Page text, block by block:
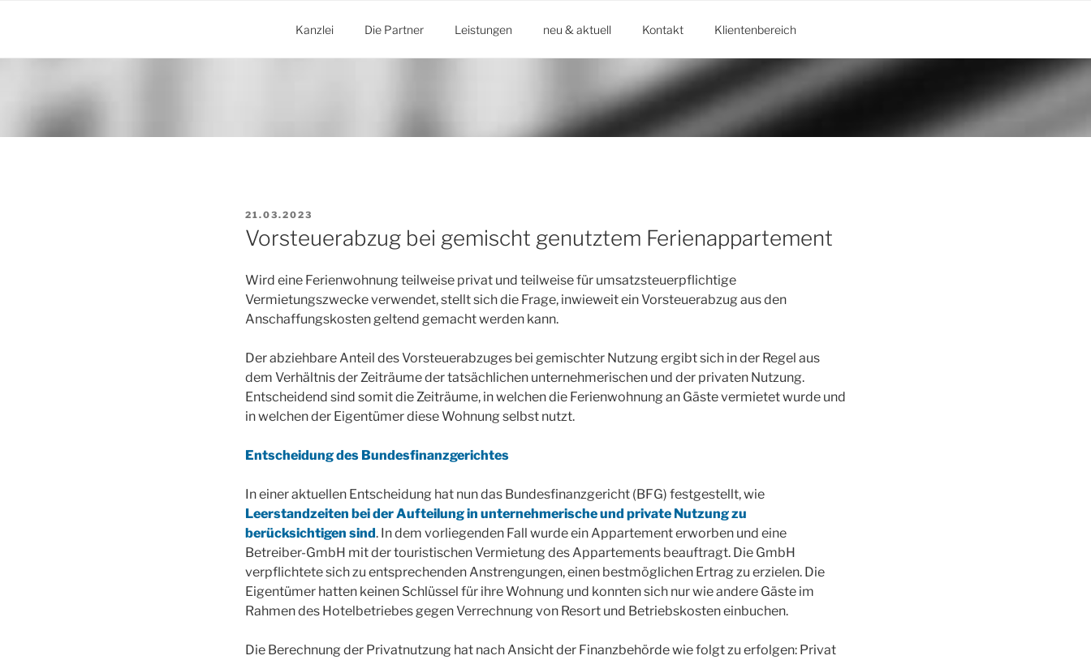
Kanzlei Die Partner Leistungen neu & aktuell Kontakt Klientenbereich
VERÖFFENTLICHT
AM
21.03.2023
Vorsteuerabzug bei gemischt genutztem Ferienappartement
Wird eine Ferienwohnung teilweise privat und teilweise für umsatzsteuerpflichtige
Vermietungszwecke verwendet, stellt sich die Frage, inwieweit ein Vorsteuerabzug aus den
Anschaffungskosten geltend gemacht werden kann.
Der abziehbare Anteil des Vorsteuerabzuges bei gemischter Nutzung ergibt sich in der Regel aus
dem Verhältnis der Zeiträume der tatsächlichen unternehmerischen und der privaten Nutzung.
Entscheidend sind somit die Zeiträume, in welchen die Ferienwohnung an Gäste vermietet wurde und
in welchen der Eigentümer diese Wohnung selbst nutzt.
Entscheidung des Bundesfinanzgerichtes
In einer aktuellen Entscheidung hat nun das Bundesfinanzgericht (BFG) festgestellt, wie
Leerstandzeiten bei der Aufteilung in unternehmerische und private Nutzung zu
berücksichtigen sind. In dem vorliegenden Fall wurde ein Appartement erworben und eine
Betreiber-GmbH mit der touristischen Vermietung des Appartements beauftragt. Die GmbH
verpflichtete sich zu entsprechenden Anstrengungen, einen bestmöglichen Ertrag zu erzielen. Die
Eigentümer hatten keinen Schlüssel für ihre Wohnung und konnten sich nur wie andere Gäste im
Rahmen des Hotelbetriebes gegen Verrechnung von Resort und Betriebskosten einbuchen.
Die Berechnung der Privatnutzung hat nach Ansicht der Finanzbehörde wie folgt zu erfolgen: Privat